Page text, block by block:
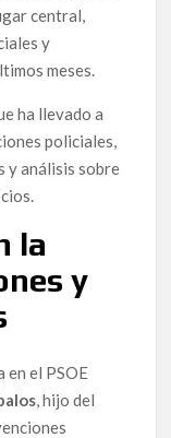
central,
y
meses.
ha llevado a
policiales,
y análisis sobre
la
y
en el PSOE
, hijo del